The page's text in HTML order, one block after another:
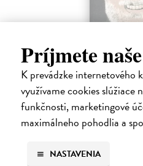
Príjmete
K prevádzke
využívame cookies slúžiace
funkčnosti, marketingové
maximálneho pohodlia a
NASTAVENIA
Romboid 1/2026
kolektív autorov| Časopis
Periodikum je určené
kritikom a záujemcom o súčasnú
Vychádza v modernej edícii
Zasielame do 14 dní